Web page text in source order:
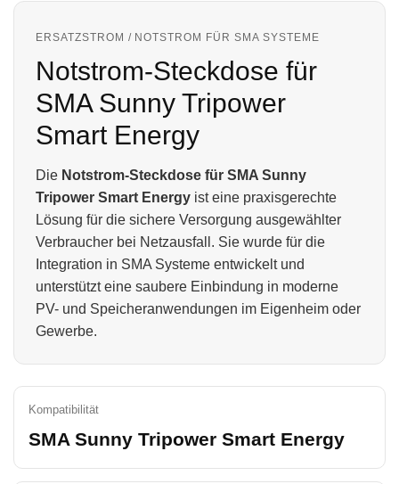
ERSATZSTROM / NOTSTROM FÜR SMA SYSTEME
Notstrom-Steckdose für
SMA Sunny Tripower
Smart Energy
Die Notstrom-Steckdose für SMA Sunny
Tripower Smart Energy ist eine praxisgerechte
Lösung für die sichere Versorgung ausgewählter
Verbraucher bei Netzausfall. Sie wurde für die
Integration in SMA Systeme entwickelt und
unterstützt eine saubere Einbindung in moderne
PV- und Speicheranwendungen im Eigenheim oder
Gewerbe.
Kompatibilität
SMA Sunny Tripower Smart Energy